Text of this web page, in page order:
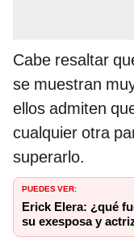
Cabe resaltar
se muestran
ellos admiten
cualquier otra
superarlo.
PUEDES VER:
Erick Elera: ¿qué
su exesposa y